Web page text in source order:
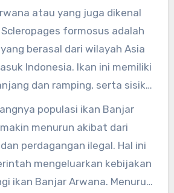
ikan Banjar Arwana.
atau yang juga dikenal
formosus adalah
berasal dari wilayah Asia
Indonesia. Ikan ini memiliki
dan ramping, serta sisik
emas. Tak heran jika ikan
sering dijadikan sebagai ikan
mahal dan mewah.
populasi ikan Banjar
menurun akibat dari
perdagangan ilegal. Hal ini
mengeluarkan kebijakan
ikan Banjar Arwana. Menurut